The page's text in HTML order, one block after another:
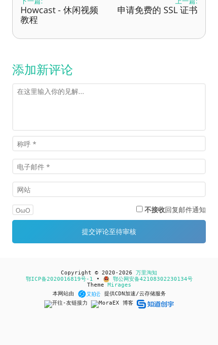
Howcast - 休闲视频
教程
申请免费的 SSL 证书
添加新评论
OωO 不接收回复邮件通知
Copyright © 2020-2026 万里淘知
鄂ICP备2020016819号-1 •
鄂公网安备42108302230134号
Theme Mirages
本网站由
提供CDN加速/云存储服务